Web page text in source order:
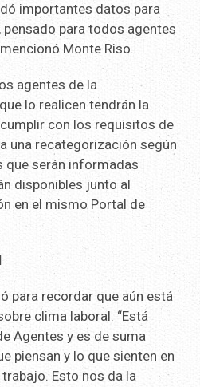
importantes datos para
pensado para todos agentes
Monte Riso.
agentes de la
lo realicen tendrán la
con los requisitos de
una recategorización según
que serán informadas
disponibles junto al
en el mismo Portal de
para recordar que aún está
clima laboral. “Está
Agentes y es de suma
piensan y lo que sienten en
Esto nos da la